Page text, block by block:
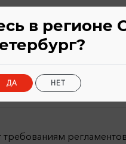
Характеристики
в регионе
ДА НЕТ